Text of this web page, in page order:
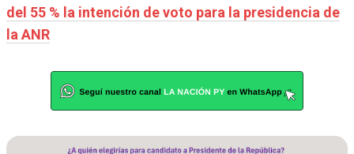
del 55 % la intención de voto para la presidencia de
la ANR